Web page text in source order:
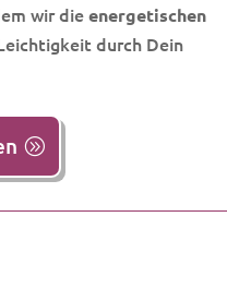
wir dieenergetischen
durch Dein